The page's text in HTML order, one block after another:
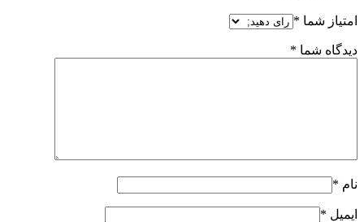
امتیاز شما *
دیدگاه شما *
نام *
ایمیل *